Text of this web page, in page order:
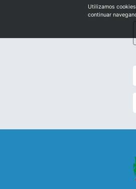
Utilizamos
continuar